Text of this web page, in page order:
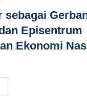
sebagai
Episentrum
Ekonomi